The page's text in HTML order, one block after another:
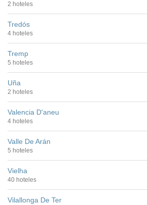
2 hoteles
Tredós
4 hoteles
Tremp
5 hoteles
Uña
2 hoteles
Valencia D'aneu
4 hoteles
Valle De Arán
5 hoteles
Vielha
40 hoteles
Vilallonga De Ter